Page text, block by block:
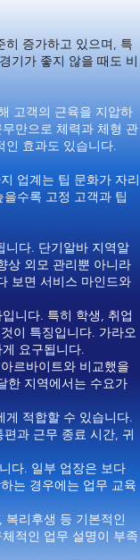
히 증가하고 있으며, 특
기가 좋지 않을 때도 비
고객의 근육을 지압하
만으로 체력과 체형 관
인 효과도 있습니다.
업계는 팁 문화가 자리
수록 고정 고객과 팁
니다. 단기알바 지역알
상 외모 관리뿐 아니라
보면 서비스 마인드와
니다. 특히 학생, 취업
이 특징입니다. 가라오
요구됩니다.
르바이트와 비교했을
한 지역에서는 수요가
게 적합할 수 있습니다.
과 근무 종료 시간, 귀
다. 일부 업장은 보다
는 경우에는 업무 교육
리후생 등 기본적인
적인 업무 설명이 부족